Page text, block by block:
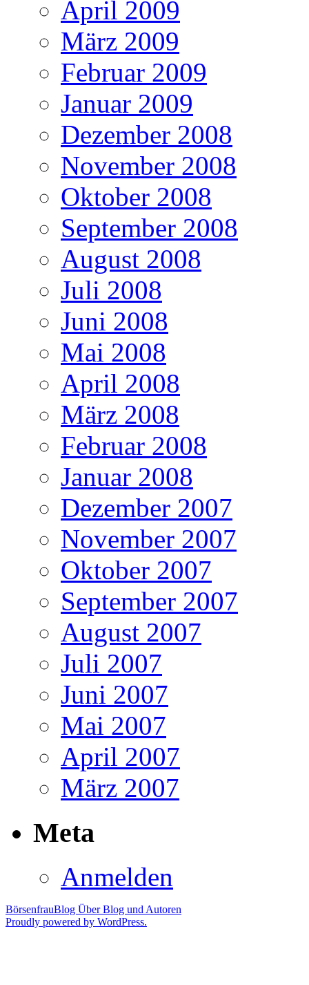
April 2009
März 2009
Februar 2009
Januar 2009
Dezember 2008
November 2008
Oktober 2008
September 2008
August 2008
Juli 2008
Juni 2008
Mai 2008
April 2008
März 2008
Februar 2008
Januar 2008
Dezember 2007
November 2007
Oktober 2007
September 2007
August 2007
Juli 2007
Juni 2007
Mai 2007
April 2007
März 2007
Meta
Anmelden
BörsenfrauBlog Über Blog und Autoren
Proudly powered by WordPress.